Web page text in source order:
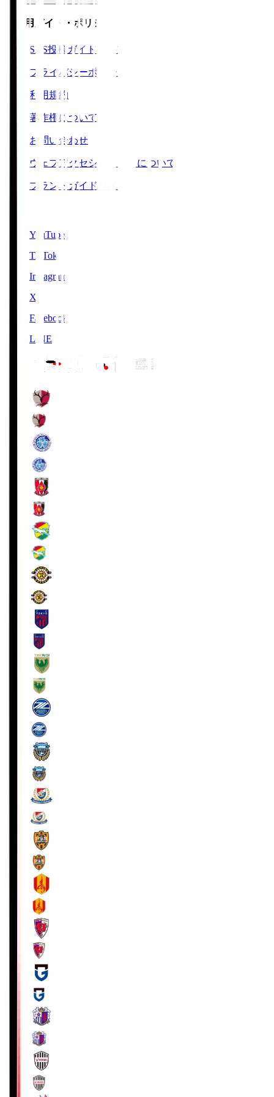
ご利用ガイド・ポリシー
SNS投稿ガイドライン
プライバシーポリシー
利用規約
著作権について
お問い合わせ
ウェブアクセシビリティについて
ブランドガイドライン
YouTube
TikTok
Instagram
X
Facebook
LINE